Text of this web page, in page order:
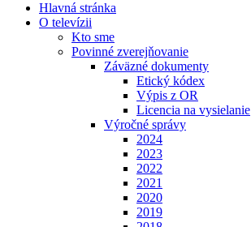
Hlavná stránka
O televízii
Kto sme
Povinné zverejňovanie
Záväzné dokumenty
Etický kódex
Výpis z OR
Licencia na vysielanie
Výročné správy
2024
2023
2022
2021
2020
2019